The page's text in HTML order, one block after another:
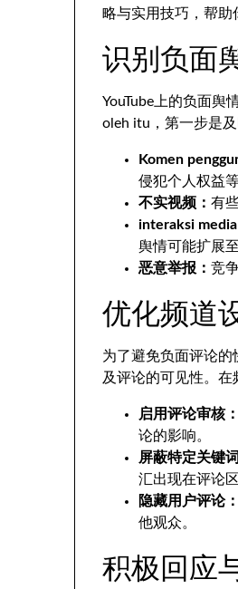
略与实用技巧 ， 帮助
识别负面
YouTube上的负面舆
oleh itu， 第一步是
Komen
侵犯个人权益
不实视频 ： 有
interaksi media
舆情可能扩展
恶意举报 ： 竞
优化频道
为了避免负面评论的
及评论的可见性。 在
启用评论审核：
论的影响。
屏蔽特定关键词
汇出现在评论区
隐藏用户评论：
他观众。
积极回应